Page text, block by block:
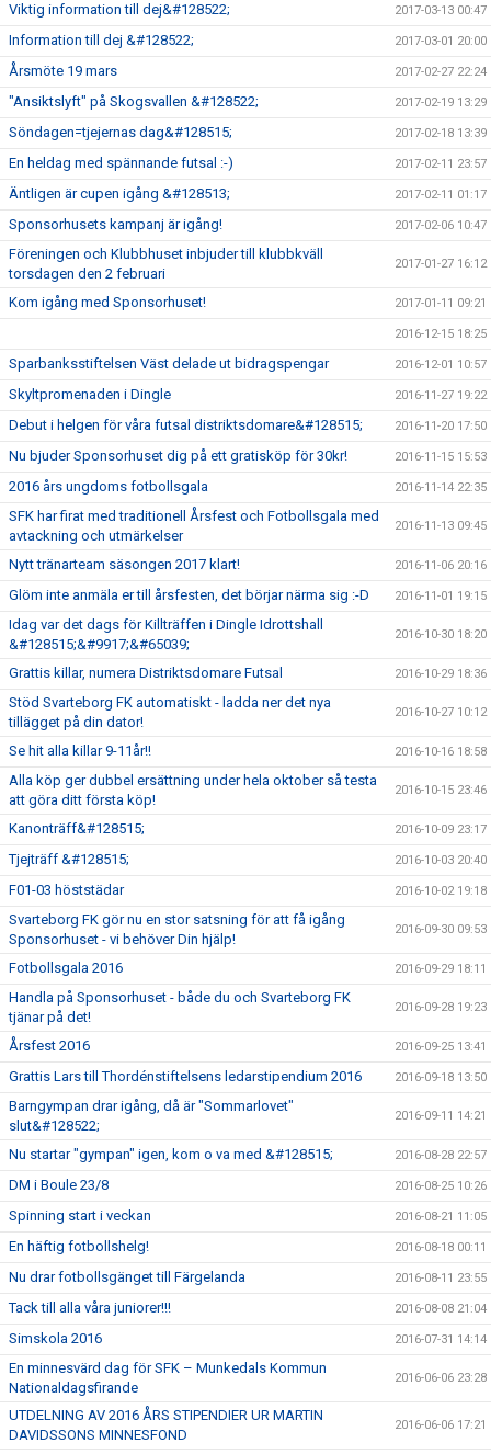
Viktig information till dej&#128522; 2017-03-13 00:47
Information till dej &#128522; 2017-03-01 20:00
Årsmöte 19 mars 2017-02-27 22:24
"Ansiktslyft" på Skogsvallen &#128522; 2017-02-19 13:29
Söndagen=tjejernas dag&#128515; 2017-02-18 13:39
En heldag med spännande futsal :-) 2017-02-11 23:57
Äntligen är cupen igång &#128513; 2017-02-11 01:17
Sponsorhusets kampanj är igång! 2017-02-06 10:47
Föreningen och Klubbhuset inbjuder till klubbkväll
torsdagen den 2 februari
2017-01-27 16:12
Kom igång med Sponsorhuset! 2017-01-11 09:21
2016-12-15 18:25
Sparbanksstiftelsen Väst delade ut bidragspengar 2016-12-01 10:57
Skyltpromenaden i Dingle 2016-11-27 19:22
Debut i helgen för våra futsal distriktsdomare&#128515; 2016-11-20 17:50
Nu bjuder Sponsorhuset dig på ett gratisköp för 30kr! 2016-11-15 15:53
2016 års ungdoms fotbollsgala 2016-11-14 22:35
SFK har firat med traditionell Årsfest och Fotbollsgala med
avtackning och utmärkelser
2016-11-13 09:45
Nytt tränarteam säsongen 2017 klart! 2016-11-06 20:16
Glöm inte anmäla er till årsfesten, det börjar närma sig :-D 2016-11-01 19:15
Idag var det dags för Killträffen i Dingle Idrottshall
&#128515;&#9917;&#65039;
2016-10-30 18:20
Grattis killar, numera Distriktsdomare Futsal 2016-10-29 18:36
Stöd Svarteborg FK automatiskt - ladda ner det nya
tillägget på din dator!
2016-10-27 10:12
Se hit alla killar 9-11år!! 2016-10-16 18:58
Alla köp ger dubbel ersättning under hela oktober så testa
att göra ditt första köp!
2016-10-15 23:46
Kanonträff&#128515; 2016-10-09 23:17
Tjejträff &#128515; 2016-10-03 20:40
F01-03 höststädar 2016-10-02 19:18
Svarteborg FK gör nu en stor satsning för att få igång
Sponsorhuset - vi behöver Din hjälp!
2016-09-30 09:53
Fotbollsgala 2016 2016-09-29 18:11
Handla på Sponsorhuset - både du och Svarteborg FK
tjänar på det!
2016-09-28 19:23
Årsfest 2016 2016-09-25 13:41
Grattis Lars till Thordénstiftelsens ledarstipendium 2016 2016-09-18 13:50
Barngympan drar igång, då är "Sommarlovet"
slut&#128522;
2016-09-11 14:21
Nu startar "gympan" igen, kom o va med &#128515; 2016-08-28 22:57
DM i Boule 23/8 2016-08-25 10:26
Spinning start i veckan 2016-08-21 11:05
En häftig fotbollshelg! 2016-08-18 00:11
Nu drar fotbollsgänget till Färgelanda 2016-08-11 23:55
Tack till alla våra juniorer!!! 2016-08-08 21:04
Simskola 2016 2016-07-31 14:14
En minnesvärd dag för SFK – Munkedals Kommun
Nationaldagsfirande
2016-06-06 23:28
UTDELNING AV 2016 ÅRS STIPENDIER UR MARTIN
DAVIDSSONS MINNESFOND
2016-06-06 17:21